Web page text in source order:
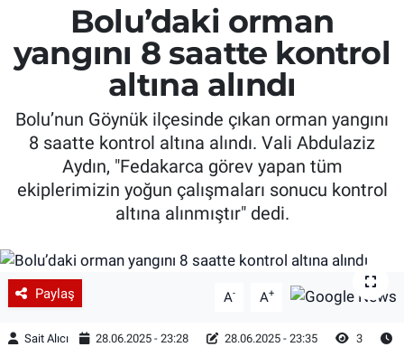
Bolu’daki orman
yangını 8 saatte kontrol
altına alındı
Bolu’nun Göynük ilçesinde çıkan orman yangını
8 saatte kontrol altına alındı. Vali Abdulaziz
Aydın, "Fedakarca görev yapan tüm
ekiplerimizin yoğun çalışmaları sonucu kontrol
altına alınmıştır" dedi.
Paylaş A- A+
Sait Alıcı 28.06.2025 - 23:28 28.06.2025 - 23:35
3